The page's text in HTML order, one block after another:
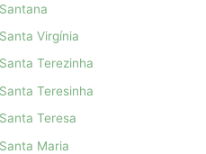
Virgínia
Terezinha
Teresinha
Teresa
Maria